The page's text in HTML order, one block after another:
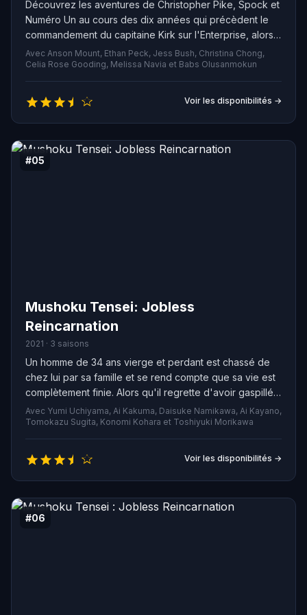
Découvrez les aventures de Christopher Pike, Spock et
Numéro Un au cours des dix années qui précèdent le
commandement du capitaine Kirk sur l'Enterprise, alors
qu'ils partent à la découverte de nouveaux mondes à
travers la galaxie.
Avec Anson Mount, Ethan Peck, Jess Bush, Christina Chong,
Celia Rose Gooding, Melissa Navia et Babs Olusanmokun
Voir les disponibilités →
#05
Mushoku Tensei: Jobless
Reincarnation
2021 · 3 saisons
Un homme de 34 ans vierge et perdant est chassé de
chez lui par sa famille et se rend compte que sa vie est
complètement finie. Alors qu'il regrette d'avoir gaspillé
sa vie, un camion l'écrase et il meurt. Quand il se
réveille... Il est dans un monde d'épées et de sorcellerie
! Revenu à la vie sous la forme d'un bébé nommé
Rudeus, il décide que cette fois, il vivra une vie qu'il ne
regrettera pas !
Avec Yumi Uchiyama, Ai Kakuma, Daisuke Namikawa, Ai Kayano,
Tomokazu Sugita, Konomi Kohara et Toshiyuki Morikawa
Voir les disponibilités →
#06